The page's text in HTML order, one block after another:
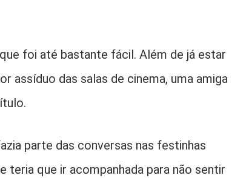
foi até bastante fácil. Além de já estar
assíduo das salas de cinema, uma amiga
parte das conversas nas festinhas
teria que ir acompanhada para não sentir